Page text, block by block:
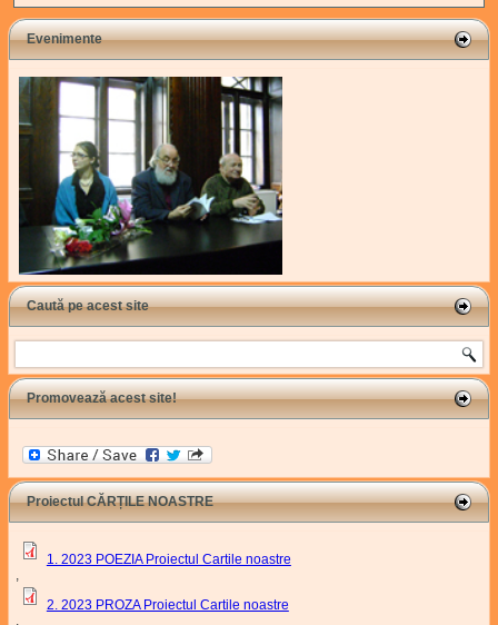
Evenimente
Caută pe acest site
Search
Promovează acest site!
Proiectul CĂRȚILE NOASTRE
1. 2023 POEZIA Proiectul Cartile noastre
,
2. 2023 PROZA Proiectul Cartile noastre
,